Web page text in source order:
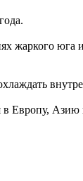
жаркого юга
в Европу,